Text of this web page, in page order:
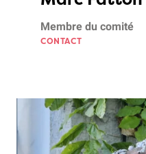
Membre du comité
CONTACT